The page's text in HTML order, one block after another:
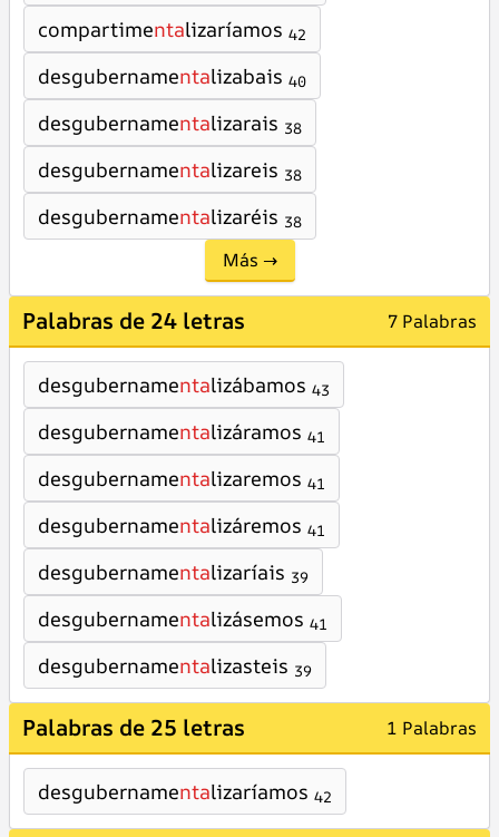
compartimentalizaríamos 42
desgubernamentalizabais 40
desgubernamentalizarais 38
desgubernamentalizareis 38
desgubernamentalizaréis 38
Más →
Palabras de 24 letras 7 Palabras
desgubernamentalizábamos 43
desgubernamentalizáramos 41
desgubernamentalizaremos 41
desgubernamentalizáremos 41
desgubernamentalizaríais 39
desgubernamentalizásemos 41
desgubernamentalizasteis 39
Palabras de 25 letras 1 Palabras
desgubernamentalizaríamos 42